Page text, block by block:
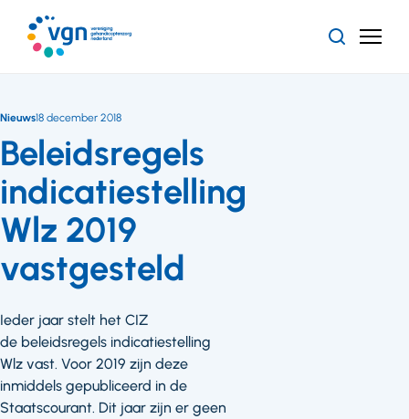
naar
hoofdinhoud
ZoekenMenu
Beleidsregels
indicatiestelling
Wlz 2019
vastgesteld
Nieuws18 december 2018
Ieder jaar stelt het CIZ
de beleidsregels indicatiestelling
Wlz vast. Voor 2019 zijn deze
inmiddels gepubliceerd in de
Staatscourant. Dit jaar zijn er geen